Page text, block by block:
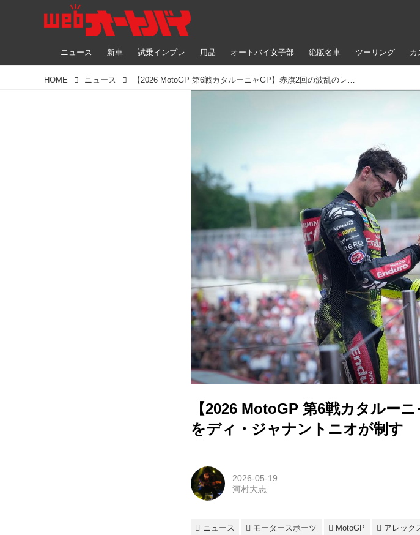
ニュース 新車 試乗インプレ 用品 オートバイ女子部 絶版名車 ツーリング カ
HOME ニュース 【2026 MotoGP 第6戦カタルーニャGP】赤旗2回の波乱のレースをディ・ジャナントニオが制す
【2026 MotoGP 第6戦カタルー
をディ・ジャナントニオが制す
2026-05-19
河村大志
ニュース モータースポーツ MotoGP アレック